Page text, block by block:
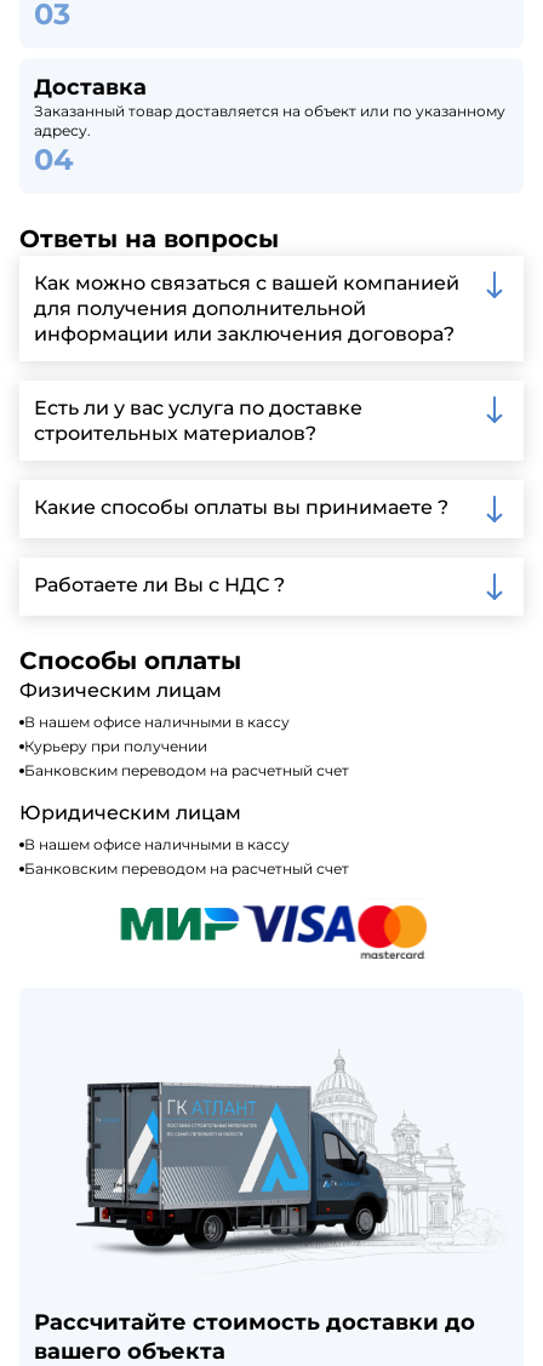
Доставка
Заказанный товар доставляется на объект или по указанному
адресу.
Ответы на вопросы
Как можно связаться с вашей компанией
для получения дополнительной
информации или заключения договора?
запрос через нашу официальную почту или
заполнить форму на нашем сайте для более
детальной информации и организации встречи.
Есть ли у вас услуга по доставке
строительных материалов?
Ленинградской области, у нас собственный
автопарк, для обеспечения быстрой и надежной
Какие способы оплаты вы принимаете ?
включая наличные, банковские переводы,
кредитные карты. Подробную информацию о
Работаете ли Вы с НДС ?
налогообложения, т.е с НДС 20%
Способы оплаты
Физическим лицам
В нашем офисе наличными в кассу
Курьеру при получении
Банковским переводом на расчетный счет
Юридическим лицам
В нашем офисе наличными в кассу
Банковским переводом на расчетный счет
Рассчитайте стоимость доставки до
вашего объекта